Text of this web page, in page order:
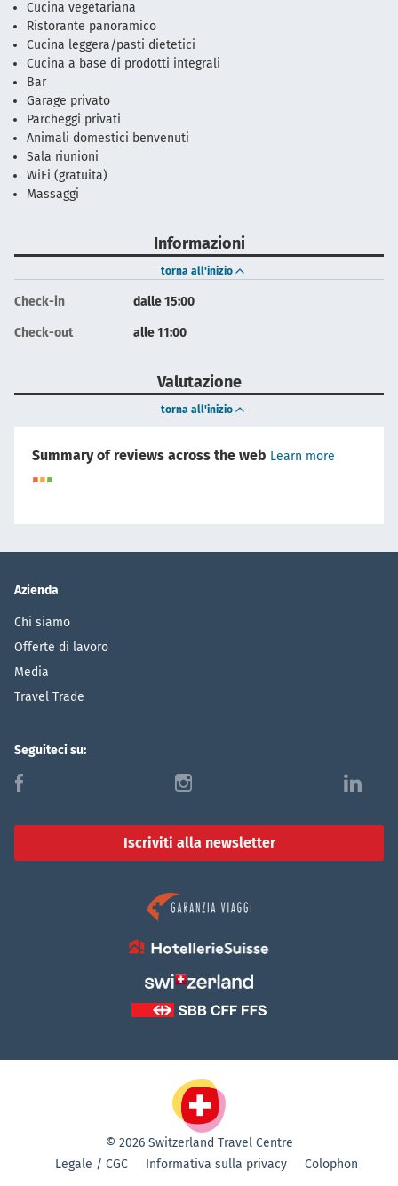
Cucina vegetariana
Ristorante panoramico
Cucina leggera/pasti dietetici
Cucina a base di prodotti integrali
Bar
Garage privato
Parcheggi privati
Animali domestici benvenuti
Sala riunioni
WiFi (gratuita)
Massaggi
Informazioni
torna all'inizio
Check-in dalle 15:00
Check-out alle 11:00
Valutazione
torna all'inizio
Summary of reviews across the web Learn more
Azienda
Chi siamo
Offerte di lavoro
Media
Travel Trade
Seguiteci su:
f i l
Iscriviti alla newsletter
© 2026 Switzerland Travel Centre
Legale / CGC
Informativa sulla privacy Colophon